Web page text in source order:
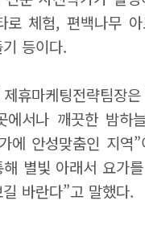
로 체험, 편백나무
등이다.
휴마케팅전략팀장
에서나 깨끗한 밤하
에 안성맞춤인 지역”
별빛 아래서 요가
바란다”고 말했다.